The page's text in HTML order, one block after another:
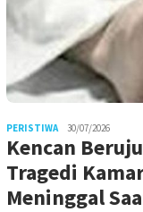
PERISTIWA 30/07/2026
Kencan
Tragedi
Meninggal